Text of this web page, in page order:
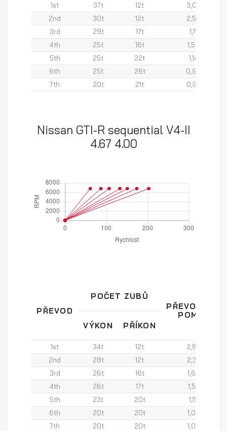
1st 37t 12t
3,08
2nd
30t 12t
2,50
3rd
29t 17t
1,71
4th
25t 16t
1,56
5th
25t 22t
1,14
6th
25t 26t
0,96
7th
20t 21t 0,95
Nissan GTI-R sequential V4-II
4.67 4.00
PŘEVOD
POČET ZUBŮ
PŘEVODOVÝ
POMĚR
VÝKON
PŘÍKON
1st 34t 12t
2,83
2nd
28t 12t
2,33
3rd
26t 16t
1,63
4th
26t 17t
1,53
5th
23t 20t
1,15
6th
20t 20t
1,00
7th
20t 20t 1,00